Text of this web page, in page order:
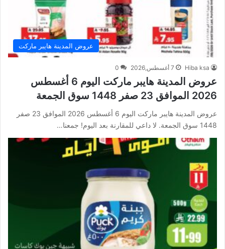
عروض المدينة هايبر ماركت
Hiba ksa 7 أغسطس,2026 0
عروض المدينة هايبر ماركت اليوم 6 أغسطس
2026 الموافق 23 صفر 1448 سوق الجمعة
عروض المدينة هايبر ماركت اليوم 6 أغسطس 2026 الموافق 23 صفر
1448 سوق الجمعة. لا داعي للمقارنة بعد اليوم! جمعنا…